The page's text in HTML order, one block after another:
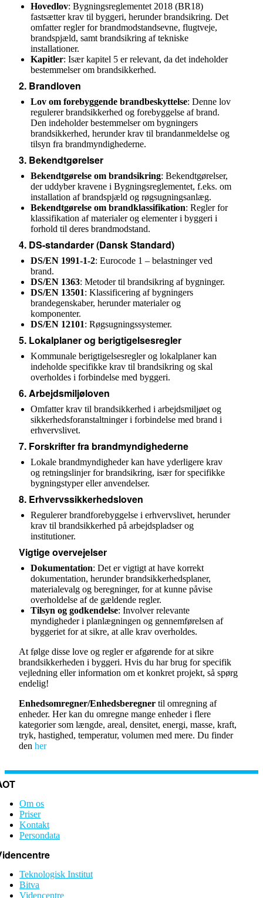
Hovedlov: Bygningsreglementet 2018 (BR18)
fastsætter krav til byggeri, herunder brandsikring. Det
omfatter regler for brandmodstandsevne, flugtveje,
brandspjæld, samt brandsikring af tekniske
installationer.
Kapitler: Især kapitel 5 er relevant, da det indeholder
bestemmelser om brandsikkerhed.
2. Brandloven
Lov om forebyggende brandbeskyttelse: Denne lov
regulerer brandsikkerhed og forebyggelse af brand.
Den indeholder bestemmelser om bygningers
brandsikkerhed, herunder krav til brandanmeldelse og
tilsyn fra brandmyndighederne.
3. Bekendtgørelser
Bekendtgørelse om brandsikring: Bekendtgørelser,
der uddyber kravene i Bygningsreglementet, f.eks. om
installation af brandspjæld og røgsugningsanlæg.
Bekendtgørelse om brandklassifikation: Regler for
klassifikation af materialer og elementer i byggeri i
forhold til deres brandmodstand.
4. DS-standarder (Dansk Standard)
DS/EN 1991-1-2: Eurocode 1 – belastninger ved
brand.
DS/EN 1363: Metoder til brandsikring af bygninger.
DS/EN 13501: Klassificering af bygningers
brandegenskaber, herunder materialer og
komponenter.
DS/EN 12101: Røgsugningssystemer.
5. Lokalplaner og berigtigelsesregler
Kommunale berigtigelsesregler og lokalplaner kan
indeholde specifikke krav til brandsikring og skal
overholdes i forbindelse med byggeri.
6.Arbejdsmiljøloven
Omfatter krav til brandsikkerhed i arbejdsmiljøet og
sikkerhedsforanstaltninger i forbindelse med brand i
erhvervslivet.
7. Forskrifter fra brandmyndighederne
Lokale brandmyndigheder kan have yderligere krav
og retningslinjer for brandsikring, især for specifikke
bygningstyper eller anvendelser.
8. Erhvervssikkerhedsloven
Regulerer brandforebyggelse i erhvervslivet, herunder
krav til brandsikkerhed på arbejdspladser og
institutioner.
Vigtige overvejelser
Dokumentation: Det er vigtigt at have korrekt
dokumentation, herunder brandsikkerhedsplaner,
materialevalg og beregninger, for at kunne påvise
overholdelse af de gældende regler.
Tilsyn og godkendelse: Involver relevante
myndigheder i planlægningen og gennemførelsen af
byggeriet for at sikre, at alle krav overholdes.
At følge disse love og regler er afgørende for at sikre
brandsikkerheden i byggeri. Hvis du har brug for specifik
vejledning eller information om et konkret projekt, så spørg
endelig!
Enhedsomregner/Enhedsberegner til omregning af
enheder. Her kan du omregne mange enheder i flere
kategorier som længde, areal, densitet, energi, masse, kraft,
tryk, hastighed, temperatur, volumen med mere. Du finder
den her
Om os
Priser
Kontakt
Persondata
Teknologisk Institut
Bitva
Videncentre